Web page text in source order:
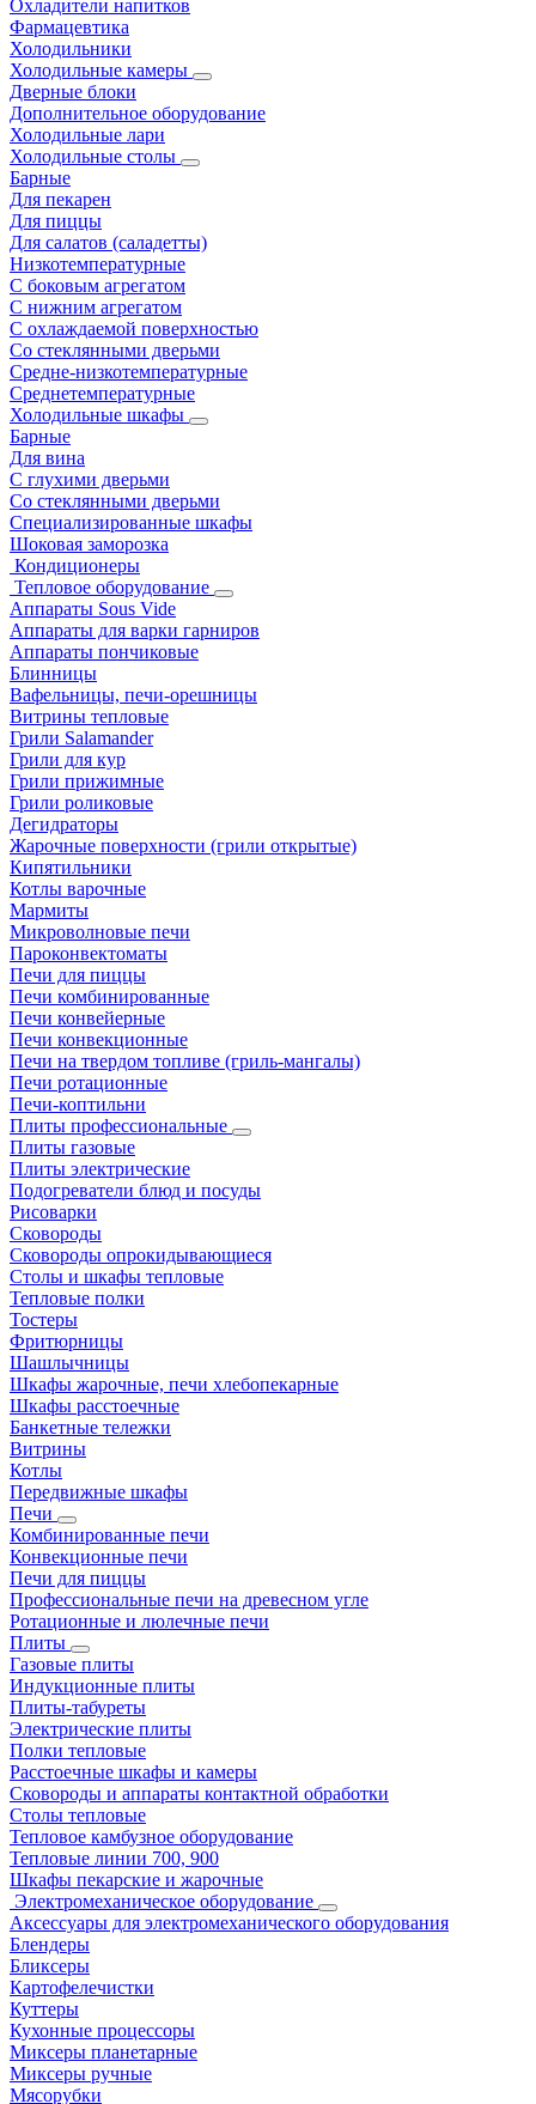
Охладители напитков
Фармацевтика
Холодильники
Холодильные камеры
Дверные блоки
Дополнительное оборудование
Холодильные лари
Холодильные столы
Барные
Для пекарен
Для пиццы
Для салатов (саладетты)
Низкотемпературные
С боковым агрегатом
С нижним агрегатом
С охлаждаемой поверхностью
Со стеклянными дверьми
Средне-низкотемпературные
Среднетемпературные
Холодильные шкафы
Барные
Для вина
С глухими дверьми
Со стеклянными дверьми
Специализированные шкафы
Шоковая заморозка
Кондиционеры
Тепловое оборудование
Аппараты Sous Vide
Аппараты для варки гарниров
Аппараты пончиковые
Блинницы
Вафельницы, печи-орешницы
Витрины тепловые
Грили Salamander
Грили для кур
Грили прижимные
Грили роликовые
Дегидраторы
Жарочные поверхности (грили открытые)
Кипятильники
Котлы варочные
Мармиты
Микроволновые печи
Пароконвектоматы
Печи для пиццы
Печи комбинированные
Печи конвейерные
Печи конвекционные
Печи на твердом топливе (гриль-мангалы)
Печи ротационные
Печи-коптильни
Плиты профессиональные
Плиты газовые
Плиты электрические
Подогреватели блюд и посуды
Рисоварки
Сковороды
Сковороды опрокидывающиеся
Столы и шкафы тепловые
Тепловые полки
Тостеры
Фритюрницы
Шашлычницы
Шкафы жарочные, печи хлебопекарные
Шкафы расстоечные
Банкетные тележки
Витрины
Котлы
Передвижные шкафы
Печи
Комбинированные печи
Конвекционные печи
Печи для пиццы
Профессиональные печи на древесном угле
Ротационные и люлечные печи
Плиты
Газовые плиты
Индукционные плиты
Плиты-табуреты
Электрические плиты
Полки тепловые
Расстоечные шкафы и камеры
Сковороды и аппараты контактной обработки
Столы тепловые
Тепловое камбузное оборудование
Тепловые линии 700, 900
Шкафы пекарские и жарочные
Электромеханическое оборудование
Аксессуары для электромеханического оборудования
Блендеры
Бликсеры
Картофелечистки
Куттеры
Кухонные процессоры
Миксеры планетарные
Миксеры ручные
Мясорубки